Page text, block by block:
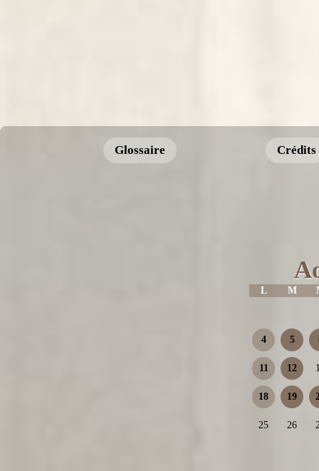
Glossaire Crédits
L M
4 5
11 12
18 19
25 26